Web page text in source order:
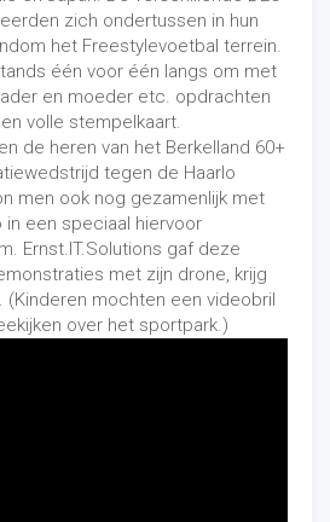
zich ondertussen in hun
het Freestylevoetbal terrein.
één voor één langs om met
en moeder etc. opdrachten
volle stempelkaart.
de heren van het Berkelland 60+
tegen de Haarlo
men ook nog gezamenlijk met
een speciaal hiervoor
Ernst.IT.Solutions gaf deze
met zijn drone, krijg
(Kinderen mochten een videobril
over het sportpark.)